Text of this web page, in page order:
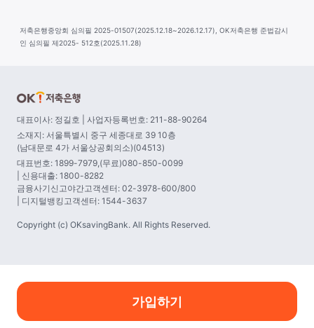
저축은행중앙회 심의필 2025-01507(2025.12.18~2026.12.17), OK저축은행 준법감시
인 심의필 제2025- 512호(2025.11.28)
가입하기
대표이사: 정길호 | 사업자등록번호: 211-88-90264
소재지: 서울특별시 중구 세종대로 39 10층
(남대문로 4가 서울상공회의소)(04513)
대표번호: 1899-7979,(무료)080-850-0099
| 신용대출: 1800-8282
금융사기신고야간고객센터: 02-3978-600/800
| 디지털뱅킹고객센터: 1544-3637
Copyright (c) OKsavingBank. All Rights Reserved.